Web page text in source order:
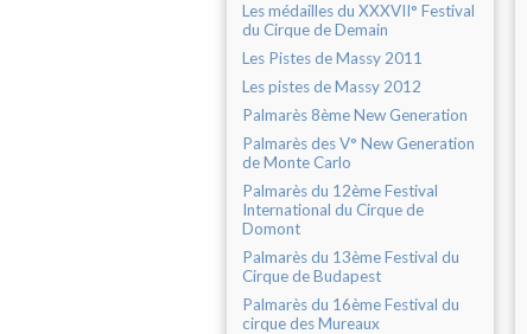
Les médailles du XXXVII° Festival
du Cirque de Demain
Les Pistes de Massy 2011
Les pistes de Massy 2012
Palmarès 8ème New Generation
Palmarès des V° New Generation
de Monte Carlo
Palmarès du 12ème Festival
International du Cirque de
Domont
Palmarès du 13ème Festival du
Cirque de Budapest
Palmarès du 16ème Festival du
cirque des Mureaux